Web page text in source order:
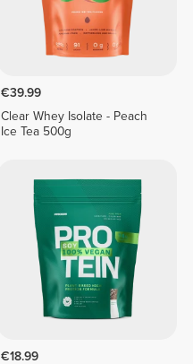
€39.99
Clear Whey Isolate - Peach
Ice Tea 500g
€18.99